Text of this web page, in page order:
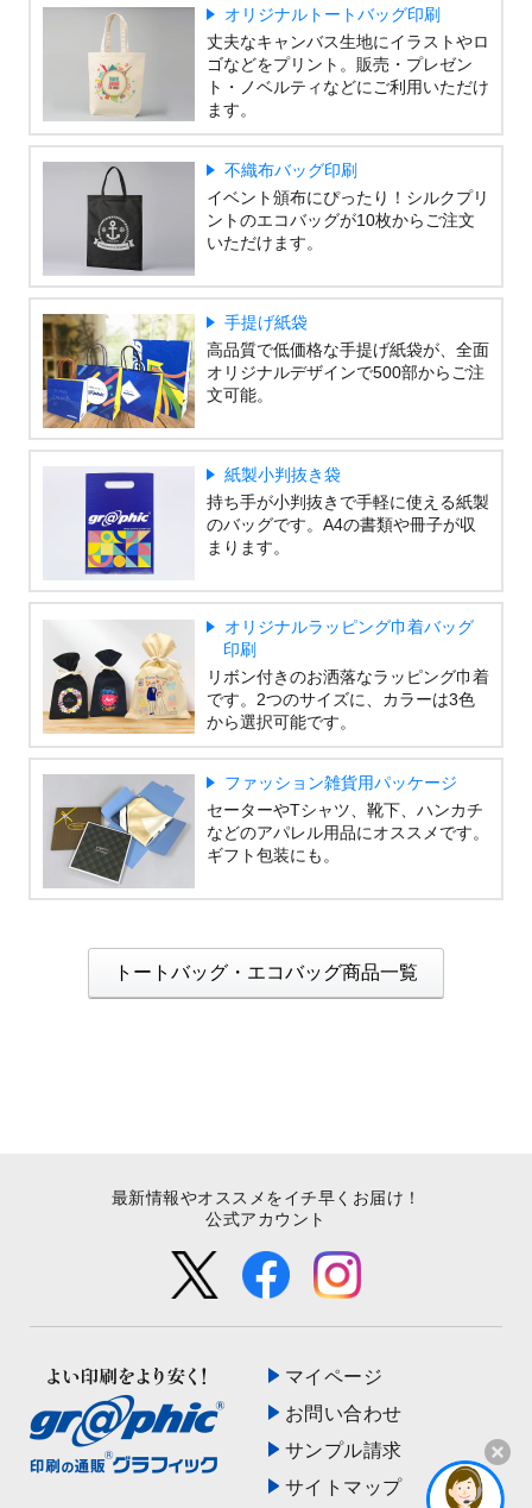
オリジナルトートバッグ印刷
丈夫なキャンバス生地にイラストやロ
ゴなどをプリント。販売・プレゼン
ト・ノベルティなどにご利用いただけ
ます。
不織布バッグ印刷
イベント頒布にぴったり！シルクプリ
ントのエコバッグが10枚からご注文
いただけます。
手提げ紙袋
高品質で低価格な手提げ紙袋が、全面
オリジナルデザインで500部からご注
文可能。
紙製小判抜き袋
持ち手が小判抜きで手軽に使える紙製
のバッグです。A4の書類や冊子が収
まります。
オリジナルラッピング巾着バッグ
印刷
リボン付きのお洒落なラッピング巾着
です。2つのサイズに、カラーは3色
から選択可能です。
ファッション雑貨用パッケージ
セーターやTシャツ、靴下、ハンカチ
などのアパレル用品にオススメです。
ギフト包装にも。
トートバッグ・エコバッグ商品一覧
マイページ
お問い合わせ
サンプル請求
サイトマップ
最新情報やオススメをイチ早くお届け！
公式アカウント
開く